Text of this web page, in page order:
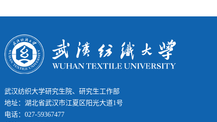
武汉纺织大学研究生院、研究生工作部
地址：湖北省武汉市江夏区阳光大道1号
电话：027-59367477